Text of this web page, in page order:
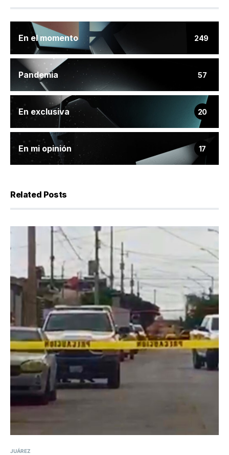
En el momento 249
Pandemia 57
En exclusiva 20
En mi opinión 17
Related Posts
JUÁREZ